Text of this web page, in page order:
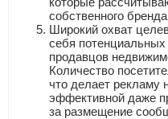
собственного
Широкий охват
себя потенциальных
продавцов
Количество
что делает рекламу
эффективной даже
за размещение